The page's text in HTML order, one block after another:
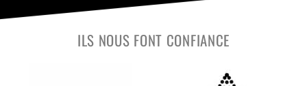
ILS NOUS FONT CONFIANCE